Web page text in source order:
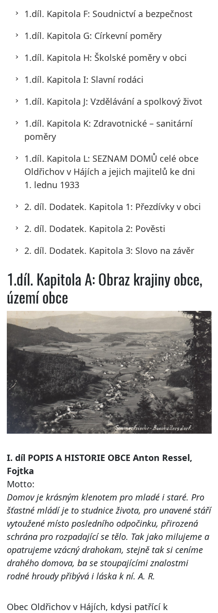
1.díl. Kapitola F: Soudnictví a bezpečnost
1.díl. Kapitola G: Církevní poměry
1.díl. Kapitola H: Školské poměry v obci
1.díl. Kapitola I: Slavní rodáci
1.díl. Kapitola J: Vzdělávání a spolkový život
1.díl. Kapitola K: Zdravotnické – sanitární
poměry
1.díl. Kapitola L: SEZNAM DOMŮ celé obce
Oldřichov v Hájích a jejich majitelů ke dni
1. lednu 1933
2. díl. Dodatek. Kapitola 1: Přezdívky v obci
2. díl. Dodatek. Kapitola 2: Pověsti
2. díl. Dodatek. Kapitola 3: Slovo na závěr
1.díl. Kapitola A: Obraz krajiny obce,
území obce
I. díl POPIS A HISTORIE OBCE Anton Ressel,
Fojtka
Motto:
Domov je krásným klenotem pro mladé i staré. Pro
šťastné mládí je to studnice života, pro unavené stáří
vytoužené místo posledního odpočinku, přirozená
schrána pro rozpadající se tělo. Tak jako milujeme a
opatrujeme vzácný drahokam, stejně tak si ceníme
drahého domova, ba se stoupajícími znalostmi
rodné hroudy přibývá i láska k ní. A. R.
Obec Oldřichov v Hájích, kdysi patřící k